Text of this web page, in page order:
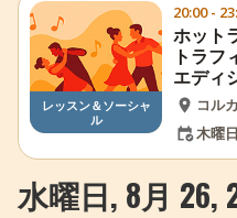
レッスン＆ソーシャ
ル
20:00 -
ホット
トラフ
エディ
コル
木曜
水曜日, 8月 26,